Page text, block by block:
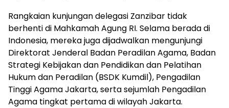
Rangkaian kunjungan delegasi Zanzibar tidak
berhenti di Mahkamah Agung RI. Selama berada di
Indonesia, mereka juga dijadwalkan mengunjungi
Direktorat Jenderal Badan Peradilan Agama, Badan
Strategi Kebijakan dan Pendidikan dan Pelatihan
Hukum dan Peradilan (BSDK Kumdil), Pengadilan
Tinggi Agama Jakarta, serta sejumlah Pengadilan
Agama tingkat pertama di wilayah Jakarta.